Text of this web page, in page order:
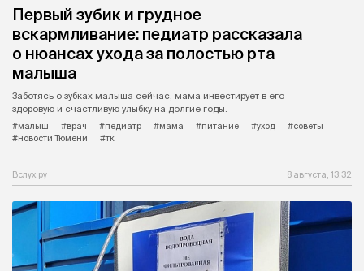
Первый зубик и грудное
вскармливание: педиатр рассказала
о нюансах ухода за полостью рта
малыша
Заботясь о зубках малыша сейчас, мама инвестирует в его
здоровую и счастливую улыбку на долгие годы.
#малыш
#врач #педиатр #мама #питание #уход
#советы
#новости Тюмени
#тк
Вслух.ру 8 августа, 13:32